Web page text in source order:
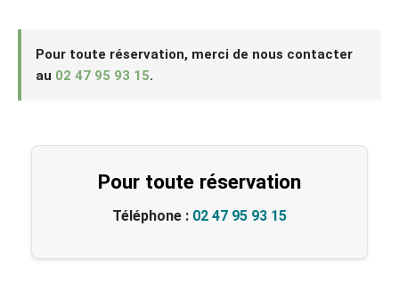
Pour toute réservation, merci de nous contacter
au 02 47 95 93 15.
Pour toute réservation
Téléphone : 02 47 95 93 15